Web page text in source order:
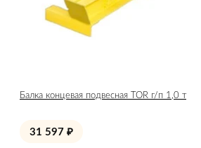
Балка концевая подвесная TOR г/п 1,0 т
31 597 ₽